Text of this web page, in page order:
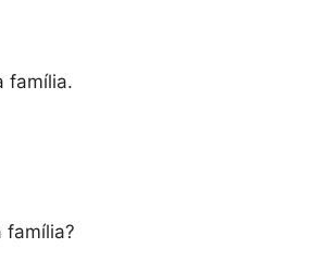
família.
família?